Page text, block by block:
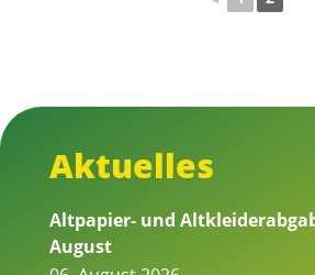
Aktuelles
Altpapier- und
August